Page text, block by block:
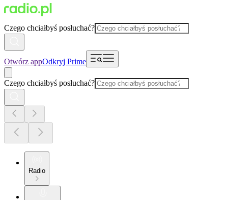
Czego chciałbyś posłuchać?
Otwórz appOdkryj Prime
Czego chciałbyś posłuchać?
Radio